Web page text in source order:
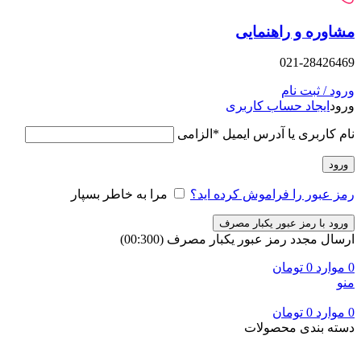
و راهنمایی
021-
/ ثبت نام
ایجاد حساب کاربری
کاربری یا آدرس ایمیل*الزامی
عبور را فراموش کرده اید؟ مرا به خاطر بسپار
با رمز عبور یکبار مصرف
مجدد رمز عبور یکبار مصرف 300
)
0
تومان
0
تومان
بندی محصولات